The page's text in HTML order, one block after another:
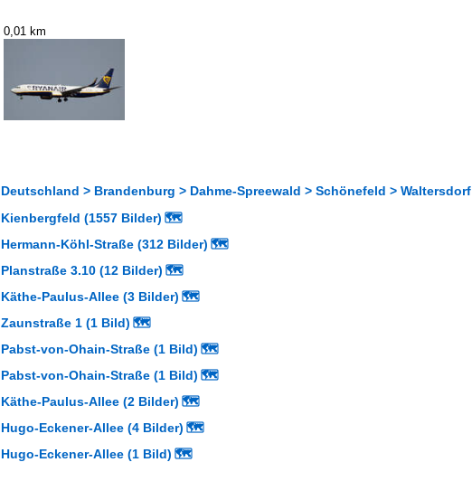
0,01 km
Deutschland > Brandenburg > Dahme-Spreewald > Schönefeld > Waltersdorf
Kienbergfeld (1557 Bilder) 🗺
Hermann-Köhl-Straße (312 Bilder) 🗺
Planstraße 3.10 (12 Bilder) 🗺
Käthe-Paulus-Allee (3 Bilder) 🗺
Zaunstraße 1 (1 Bild) 🗺
Pabst-von-Ohain-Straße (1 Bild) 🗺
Pabst-von-Ohain-Straße (1 Bild) 🗺
Käthe-Paulus-Allee (2 Bilder) 🗺
Hugo-Eckener-Allee (4 Bilder) 🗺
Hugo-Eckener-Allee (1 Bild) 🗺